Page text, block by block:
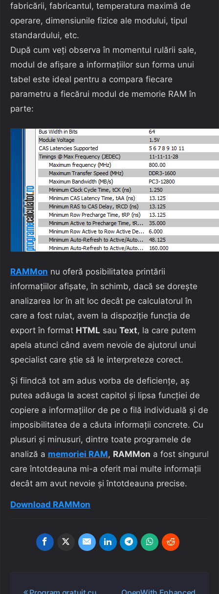
fabricării, fabricantul, temperatura maximă de
operare, dimensiunile fizice ale modului, tipul
standardului, etc.
După cum veți observa în momentul rulării sale,
modul de afișare a informațiilor sun forma unui
tabel este ideal pentru a compara fiecare
parametru a fiecărui modul de memorie RAM în
parte:
RAMMon nu oferă posibilitatea printării
informațiilor afișate, în schimb, dacă se dorește
analizarea lor în alt loc decât pe calculatorul în
care a fost rulat, avem la dispoziție funcția de
export în format HTML sau Text, la care putem
apela atunci când avem nevoie de ajutorul unui
specialist care știe să le interpreteze corect.
Și fiindcă tot am adus vorba de deficiențe, aș
putea adăuga la acest capitol și lipsa funcției de
copiere a informațiilor de pe o filă individuală și de
imposibilitatea de a căuta informații concrete. Cu
plusuri și minusuri, dintre toate programele de
analiză a memoriei RAM, RAMMon a fost singurul
care întotdeauna mi-a oferit mai multe informații
decât am avut nevoie și întotdeauna precise.
Download RAMMon
Navigare